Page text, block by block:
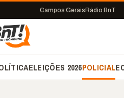
Campos Gerais Rádio BnT
ELEIÇÕES 2026POLICIAL